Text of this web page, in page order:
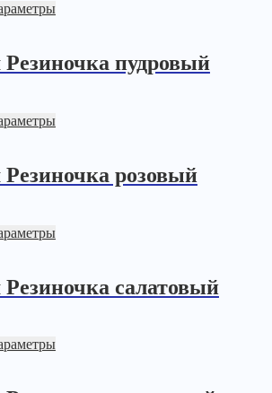
пудровый
розовый
салатовый